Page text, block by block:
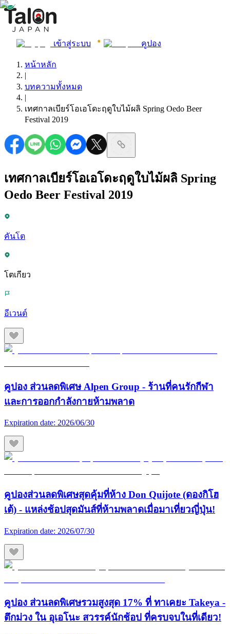
เข้าสู่ระบบ คูปอง
หน้าหลัก
|
บทความทั้งหมด
|
เทศกาลเบียร์โอเอโดะฤดูใบไม้ผลิ Spring Oedo Beer
Festival 2019
เทศกาลเบียร์โอเอโดะฤดูใบไม้ผลิ Spring
Oedo Beer Festival 2019
คันโต
โตเกียว
อีเวนต์
คูปอง ส่วนลดพิเศษ Alpen Group - ร้านที่คนรักกีฬา
และการออกกำลังกายห้ามพลาด
Expiration date: 2026/06/30
คูปองส่วนลดพิเศษสุดคุ้มที่ห้าง Don Quijote (ดองกิโฮ
เต้) - แหล่งช้อปสุดมันส์ที่ห้ามพลาดเมื่อมาเที่ยวญี่ปุ่น!
Expiration date: 2026/07/30
คูปอง ส่วนลดพิเศษรวมสูงสุด 17% ที่ ทาเคยะ Takeya -
ตึกม่วง ใน อุเอโนะ สวรรค์นักช้อป ที่ครบจบในที่เดียว!